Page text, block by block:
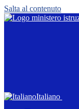
Salta al contenuto
Italiano